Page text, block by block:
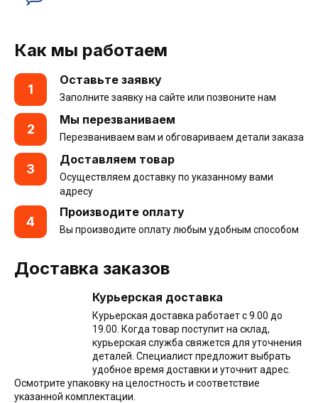
Как мы работаем
1
Оставьте заявку
Заполните заявку на сайте или позвоните нам
2
Мы перезваниваем
Перезваниваем вам и обговариваем детали заказа
3
Доставляем товар
Осуществляем доставку по указанному вами
адресу
4
Производите оплату
Вы производите оплату любым удобным способом
Доставка заказов
Курьерская доставка
Курьерская доставка работает с 9.00 до
19.00. Когда товар поступит на склад,
курьерская служба свяжется для уточнения
деталей. Специалист предложит выбрать
удобное время доставки и уточнит адрес.
Осмотрите упаковку на целостность и соответствие
указанной комплектации.